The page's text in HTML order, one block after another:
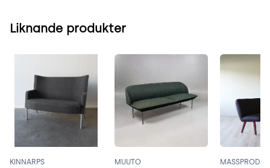
Liknande produkter
KINNARPS MUUTO